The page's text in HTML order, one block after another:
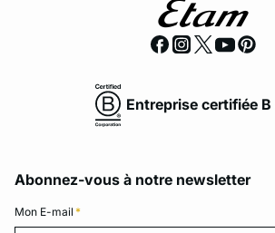
Entreprise certifiée B
Abonnez-vous à notre newsletter
Mon E-mail *